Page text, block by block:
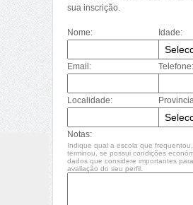
sua inscrição.
Nome:
Email:
Localidade:
Idade:
Telefone:
Notas:
Indique qual a escola que
terminou, se possui condições
dados que considere importantes
avaliação do seu perfil.